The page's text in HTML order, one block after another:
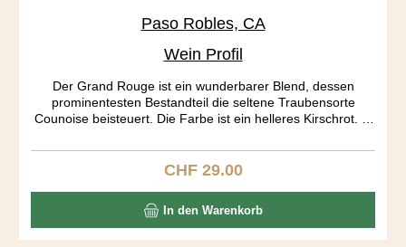
Paso Robles, CA
Wein Profil
Der Grand Rouge ist ein wunderbarer Blend, dessen
prominentesten Bestandteil die seltene Traubensorte
Counoise beisteuert. Die Farbe ist ein helleres Kirschrot. In
Gaumen in Caramel und Kirsche übergehen. Der Köper
gefällt mit seiner mittleren Schwere. Ein Rhone Ranger aus
Regulärer Preis:
CHF 29.00
In den Warenkorb